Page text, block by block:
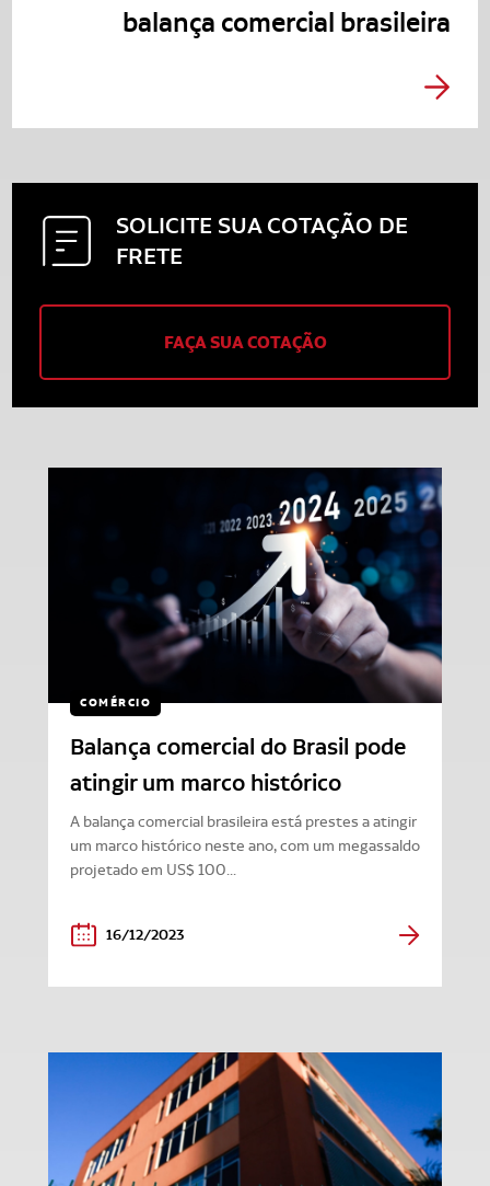
balança comercial brasileira
SOLICITE SUACOTAÇÃO DE
FRETE
FAÇA SUA COTAÇÃO
COMÉRCIO
Balança comercial do Brasil pode
atingir um marco histórico
A balança comercial brasileira está prestes a atingir
um marco histórico neste ano, com um megassaldo
projetado em US$ 100...
16/12/2023